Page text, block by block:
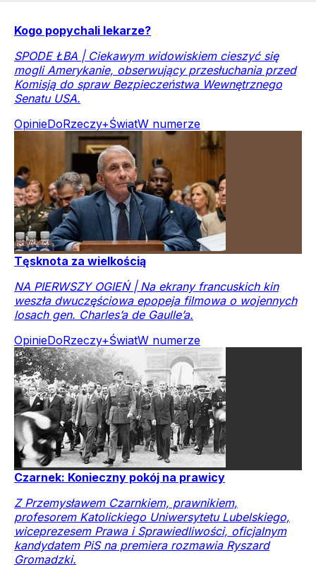
Kogo popychali lekarze?
SPODE ŁBA | Ciekawym widowiskiem cieszyć się
mogli Amerykanie, obserwujący przesłuchania przed
Komisją do spraw Bezpieczeństwa Wewnętrznego
Senatu USA.
OpinieDoRzeczy+ŚwiatW numerze
Tęsknota za wielkością
NA PIERWSZY OGIEŃ | Na ekrany francuskich kin
weszła dwuczęściowa epopeja filmowa o wojennych
losach gen. Charles’a de Gaulle’a.
OpinieDoRzeczy+ŚwiatW numerze
Czarnek: Konieczny pokój na prawicy
Z Przemysławem Czarnkiem, prawnikiem,
profesorem Katolickiego Uniwersytetu Lubelskiego,
wiceprezesem Prawa i Sprawiedliwości, oficjalnym
kandydatem PiS na premiera rozmawia Ryszard
Gromadzki.